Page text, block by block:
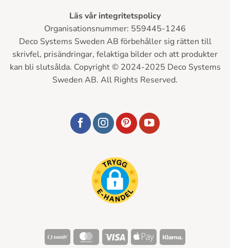
Läs vår integritetspolicy
Organisationsnummer: 559445-1246
Deco Systems Sweden AB förbehåller sig rätten till
skrivfel, prisändringar, felaktiga bilder och att produkter
kan bli slutsålda. Copyright © 2024-2025 Deco Systems
Sweden AB. All Rights Reserved.
Swish
MasterCardVisa
Apple